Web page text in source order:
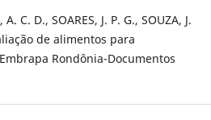
C. D., SOARES, J. P. G., SOUZA, J.
de alimentos para
Rondônia-Documentos